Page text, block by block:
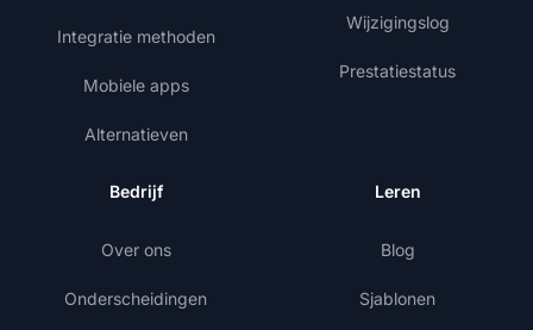
Integratie methoden
Mobiele apps
Alternatieven
Wijzigingslog
Prestatiestatus
Bedrijf
Over ons
Onderscheidingen
Leren
Blog
Sjablonen